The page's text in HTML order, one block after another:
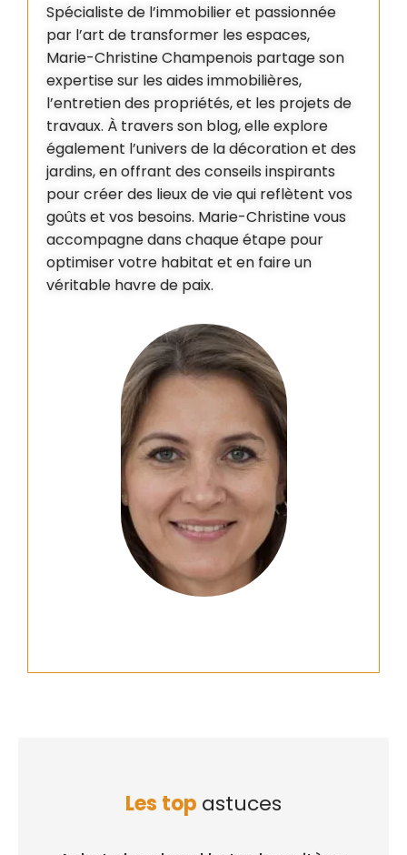
Spécialiste de l’immobilier et passionnée
par l’art de transformer les espaces,
Marie-Christine Champenois partage son
expertise sur les aides immobilières,
l’entretien des propriétés, et les projets de
travaux. À travers son blog, elle explore
également l’univers de la décoration et des
jardins, en offrant des conseils inspirants
pour créer des lieux de vie qui reflètent vos
goûts et vos besoins. Marie-Christine vous
accompagne dans chaque étape pour
optimiser votre habitat et en faire un
véritable havre de paix.
Les top astuces